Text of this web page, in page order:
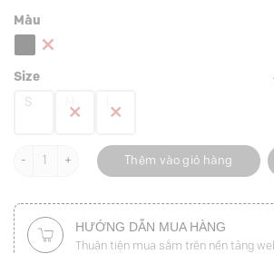
Màu
Size
S
Chân váy xoè xếp ly súp túi sườn số lượng
Thêm vào giỏ hàng
HƯỚNG DẪN MUA HÀNG
Thuận tiện mua sắm trên nền tảng